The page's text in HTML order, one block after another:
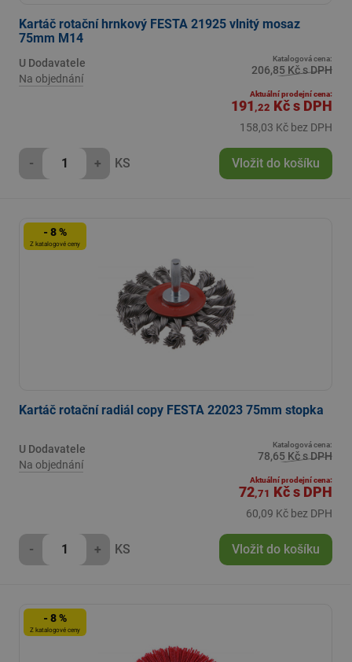
Kartáč rotační hrnkový FESTA 21925 vlnitý mosaz
75mm M14
U Dodavatele
Na objednání
Katalogová cena:
206,85 Kč s DPH
Aktuální prodejní cena:
191 ,22 Kčs DPH
158,03 Kč bez DPH
- + KS Vložit do košíku
- 8 %
Z katalogové ceny
Kartáč rotační radiál copy FESTA 22023 75mm stopka
U Dodavatele
Na objednání
Katalogová cena:
78,65 Kč s DPH
Aktuální prodejní cena:
72,71 Kčs DPH
60,09 Kč bez DPH
- + KS Vložit do košíku
- 8 %
Z katalogové ceny